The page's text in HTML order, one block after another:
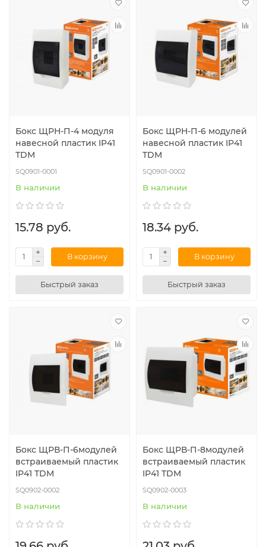
Бокс ЩРН-П-4 модуля
навесной пластик IP41
TDM
SQ0901-0001
В наличии
15.78 руб.
В корзину
Быстрый заказ
Бокс ЩРН-П-6 модулей
навесной пластик IP41
TDM
SQ0901-0002
В наличии
18.34 руб.
В корзину
Быстрый заказ
Бокс ЩРВ-П-6модулей
встраиваемый пластик
IP41 TDM
SQ0902-0002
В наличии
Бокс ЩРВ-П-8модулей
встраиваемый пластик
IP41 TDM
SQ0902-0003
В наличии